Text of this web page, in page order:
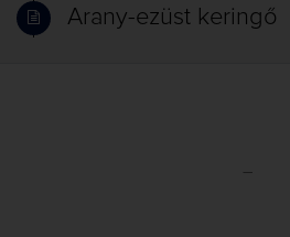
Arany-ezüst keringő
–